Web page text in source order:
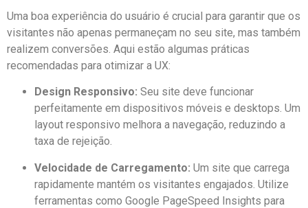
Uma boa experiência do usuário é crucial para garantir que os
visitantes não apenas permaneçam no seu site, mas também
realizem conversões. Aqui estão algumas práticas
recomendadas para otimizar a UX:
Design Responsivo: Seu site deve funcionar
perfeitamente em dispositivos móveis e desktops. Um
layout responsivo melhora a navegação, reduzindo a
taxa de rejeição.
Velocidade de Carregamento: Um site que carrega
rapidamente mantém os visitantes engajados. Utilize
ferramentas como Google PageSpeed Insights para